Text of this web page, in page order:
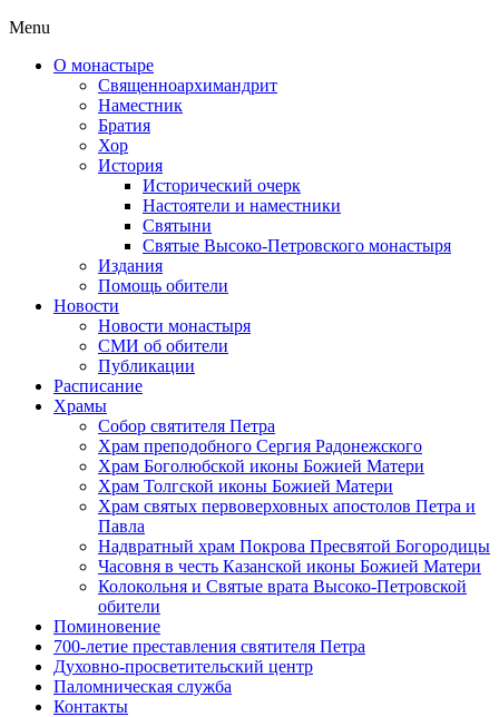
Menu
О монастыре
Священноархимандрит
Наместник
Братия
Хор
История
Исторический очерк
Настоятели и наместники
Святыни
Святые Высоко-Петровского монастыря
Издания
Помощь обители
Новости
Новости монастыря
СМИ об обители
Публикации
Расписание
Храмы
Собор святителя Петра
Храм преподобного Сергия Радонежского
Храм Боголюбской иконы Божией Матери
Храм Толгской иконы Божией Матери
Храм святых первоверховных апостолов Петра и
Павла
Надвратный храм Покрова Пресвятой Богородицы
Часовня в честь Казанской иконы Божией Матери
Колокольня и Святые врата Высоко-Петровской
обители
Поминовение
700-летие преставления святителя Петра
Духовно-просветительский центр
Паломническая служба
Контакты